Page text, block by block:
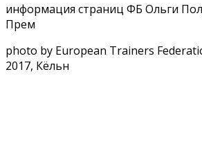
информация страниц ФБ Ольги
Прем
photo by European Trainers
2017, Кёльн